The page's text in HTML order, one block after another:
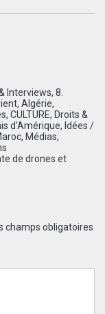
Interviews, 8.
, Algérie,
, CULTURE, Droits &
d'Amérique, Idées /
, Médias,
de drones et
champs obligatoires